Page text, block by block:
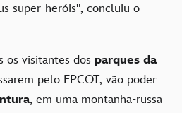
super-heróis", concluiu o
os visitantes dos parques da
pelo EPCOT, vão poder
, em uma montanha-russa